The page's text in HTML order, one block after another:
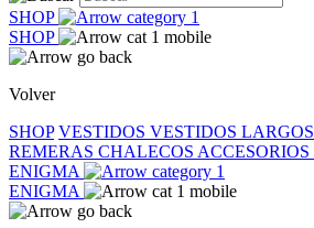
SHOP
SHOP
Volver
SHOP VESTIDOS VESTIDOS LARGOS
REMERAS CHALECOS ACCESORIOS
ENIGMA
ENIGMA